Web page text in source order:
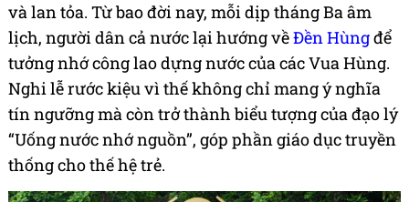
và lan tỏa. Từ bao đời nay, mỗi dịp tháng Ba âm
lịch, người dân cả nước lại hướng vềĐền Hùngđể
tưởng nhớ công lao dựng nước của các Vua Hùng.
Nghi lễ rước kiệu vì thế không chỉ mang ý nghĩa
tín ngưỡng mà còn trở thành biểu tượng của đạo lý
“Uống nước nhớ nguồn”, góp phần giáo dục truyền
thống cho thế hệ trẻ.